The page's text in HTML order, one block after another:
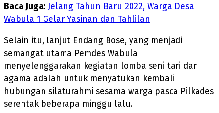
Baca Juga: Jelang Tahun Baru 2022, Warga Desa
Wabula 1 Gelar Yasinan dan Tahlilan
Selain itu, lanjut Endang Bose, yang menjadi
semangat utama Pemdes Wabula
menyelenggarakan kegiatan lomba seni tari dan
agama adalah untuk menyatukan kembali
hubungan silaturahmi sesama warga pasca Pilkades
serentak beberapa minggu lalu.